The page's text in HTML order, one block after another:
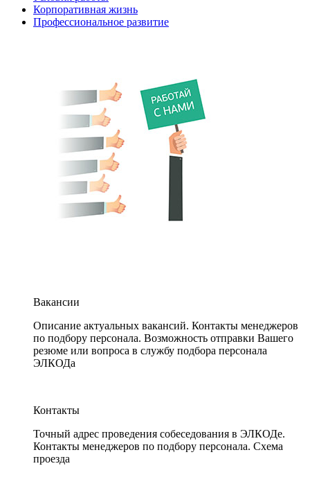
Корпоративная жизнь
Профессиональное развитие
Вакансии
Описание актуальных вакансий. Контакты менеджеров
по подбору персонала. Возможность отправки Вашего
резюме или вопроса в службу подбора персонала
ЭЛКОДа
Контакты
Точный адрес проведения собеседования в ЭЛКОДе.
Контакты менеджеров по подбору персонала. Схема
проезда